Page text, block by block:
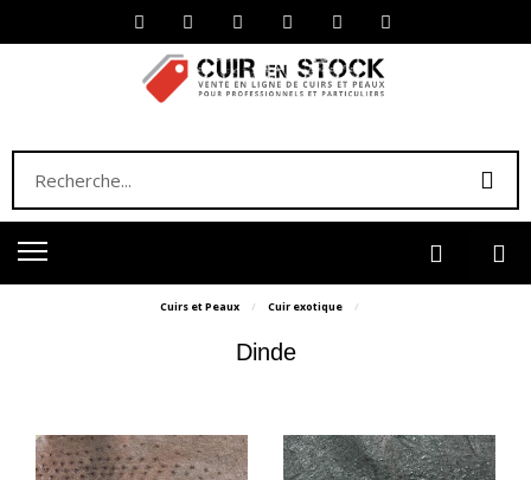
Cuirs et Peaux Cuir exotique
Dinde